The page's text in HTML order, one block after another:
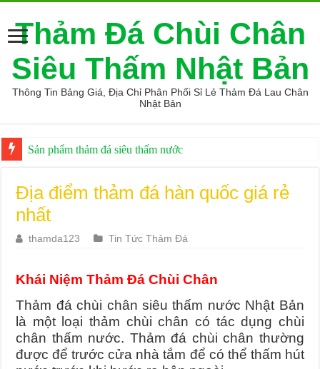
Thảm Đá Chùi Chân
Siêu Thấm Nhật Bản
Thông Tin Bảng Giá, Địa Chỉ Phân Phối Sỉ Lẻ Thảm Đá Lau Chân
Nhật Bản
Sản phẩm thảm đá siêu thấm nước
Địa điểm phân phối máy may vắt sổ tốt giá rẻ
Địa điểm thảm đá hàn quốc giá rẻ
nhất
thamda123 Tin Tức Thảm Đá
Khái Niệm Thảm Đá Chùi Chân
Thảm đá chùi chân siêu thấm nước Nhật Bản
là một loại thảm chùi chân có tác dụng chùi
chân thấm nước. Thảm đá chùi chân thường
được để trước cửa nhà tắm để có thể thấm hút